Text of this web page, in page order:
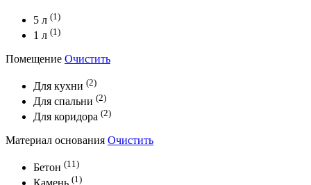
5 л (1)
1 л (1)
Помещение Очистить
Для кухни (2)
Для спальни (2)
Для коридора (2)
Материал основания Очистить
Бетон (11)
(1)